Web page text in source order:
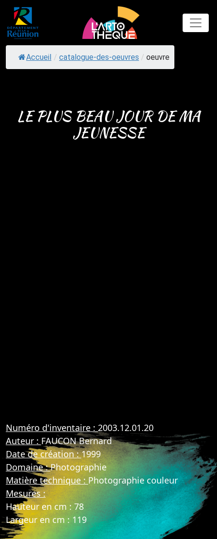
Skip
content
Accueil / catalogue-des-oeuvres / oeuvre
LE PLUS BEAU JOUR DE MA
JEUNESSE
Numéro d'inventaire : 2003.12.01.20
Auteur : FAUCON Bernard
Date de création :1999
Domaine :Photographie
Matière technique : Photographie couleur
Mesures :
Hauteur en cm : 78
Largeur en cm : 119